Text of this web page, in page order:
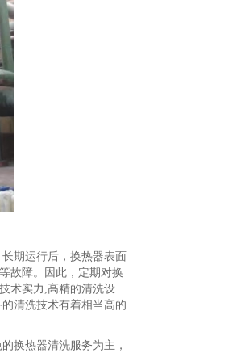
期运行后，换热器表面
故障。因此，定期对换
术实力,高精的清洗设
清洗技术有着相当高的
换热器清洗服务为主，